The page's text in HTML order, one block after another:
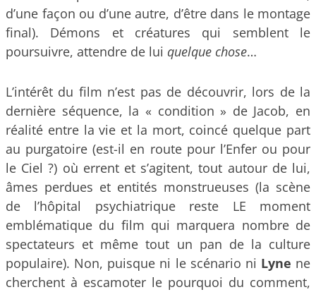
d’une façon ou d’une autre, d’être dans le montage
final). Démons et créatures qui semblent le
poursuivre, attendre de lui quelque chose…
L’intérêt du film n’est pas de découvrir, lors de la
dernière séquence, la « condition » de Jacob, en
réalité entre la vie et la mort, coincé quelque part
au purgatoire (est-il en route pour l’Enfer ou pour
le Ciel ?) où errent et s’agitent, tout autour de lui,
âmes perdues et entités monstrueuses (la scène
de l’hôpital psychiatrique reste LE moment
emblématique du film qui marquera nombre de
spectateurs et même tout un pan de la culture
populaire). Non, puisque ni le scénario ni Lyne ne
cherchent à escamoter le pourquoi du comment,